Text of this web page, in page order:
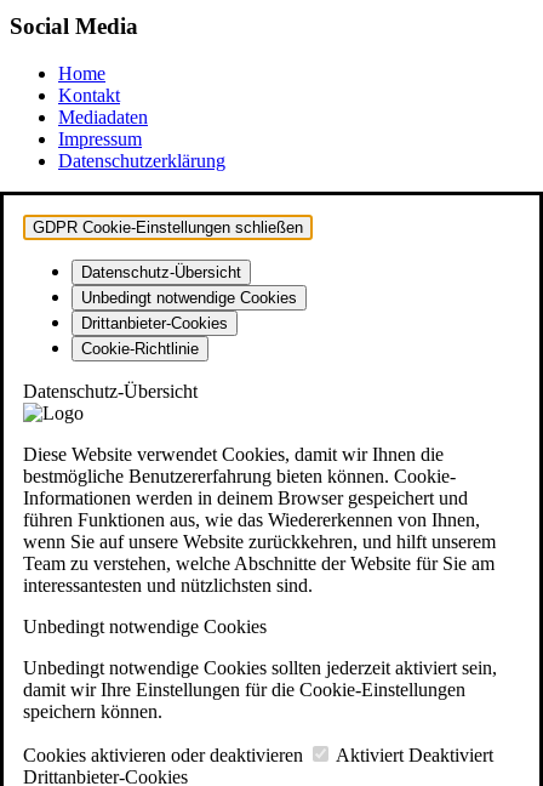
Social Media
Home
Kontakt
Mediadaten
Impressum
Datenschutzerklärung
GDPR Cookie-Einstellungen schließen
Datenschutz-Übersicht
Unbedingt notwendige Cookies
Drittanbieter-Cookies
Cookie-Richtlinie
Datenschutz-Übersicht
Diese Website verwendet Cookies, damit wir Ihnen die
bestmögliche Benutzererfahrung bieten können. Cookie-
Informationen werden in deinem Browser gespeichert und
führen Funktionen aus, wie das Wiedererkennen von Ihnen,
wenn Sie auf unsere Website zurückkehren, und hilft unserem
Team zu verstehen, welche Abschnitte der Website für Sie am
interessantesten und nützlichsten sind.
Unbedingt notwendige Cookies
Unbedingt notwendige Cookies sollten jederzeit aktiviert sein,
damit wir Ihre Einstellungen für die Cookie-Einstellungen
speichern können.
Cookies aktivieren oder deaktivieren Aktiviert Deaktiviert
Drittanbieter-Cookies